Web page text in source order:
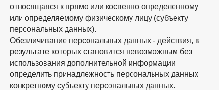
относящаяся к прямо или косвенно определенному
или определяемому физическому лицу (субъекту
персональных данных).
Обезличивание персональных данных - действия, в
результате которых становится невозможным без
использования дополнительной информации
определить принадлежность персональных данных
конкретному субъекту персональных данных.